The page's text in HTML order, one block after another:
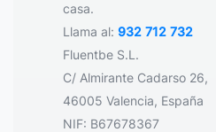
casa.
Llama al: 932 712 732
Fluentbe S.L.
C/ Almirante Cadarso 26,
46005 Valencia, España
NIF: B67678367